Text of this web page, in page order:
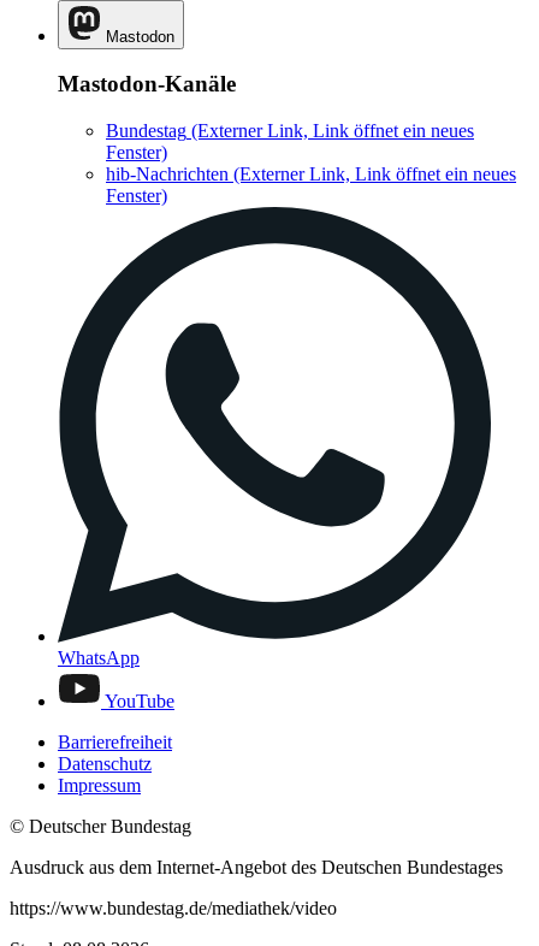
Mastodon
Mastodon-Kanäle
Bundestag (Externer Link, Link öffnet ein neues
Fenster)
hib-Nachrichten (Externer Link, Link öffnet ein neues
Fenster)
WhatsApp
YouTube
Barrierefreiheit
Datenschutz
Impressum
© Deutscher Bundestag
Ausdruck aus dem Internet-Angebot des Deutschen Bundestages
https://www.bundestag.de/mediathek/video